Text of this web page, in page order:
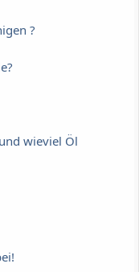
?
wieviel Öl